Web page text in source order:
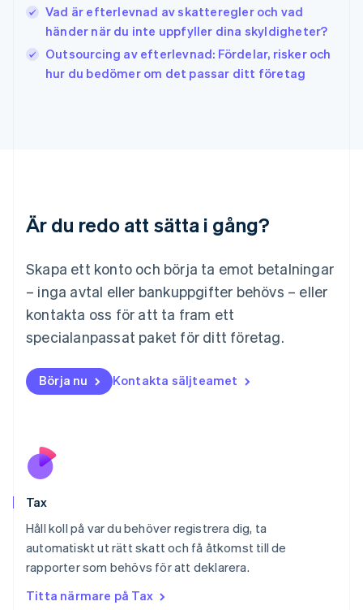
Vad är efterlevnad av skatteregler och vad
händer när du inte uppfyller dina skyldigheter?
Outsourcing av efterlevnad: Fördelar, risker och
hur du bedömer om det passar ditt företag
Är du redo att sätta i gång?
Skapa ett konto och börja ta emot betalningar
– inga avtal eller bankuppgifter behövs – eller
kontakta oss för att ta fram ett
specialanpassat paket för ditt företag.
Börja nu Kontakta säljteamet
Tax
Håll koll på var du behöver registrera dig, ta
automatiskt ut rätt skatt och få åtkomst till de
rapporter som behövs för att deklarera.
Titta närmare på Tax
Japan
日本語 English
EnglishFrançais
Kroatien
FrançaisDeutschEnglish
Malta
English
Mexiko
Español English
Nederländerna
Norge
English
English
Portugal
Schweiz
DeutschFrançaisItalianoEnglish
Singapore
Slovakien